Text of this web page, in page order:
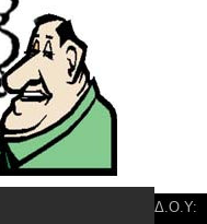
ΑΦΜ: 043750542, Δ.Ο.Υ: